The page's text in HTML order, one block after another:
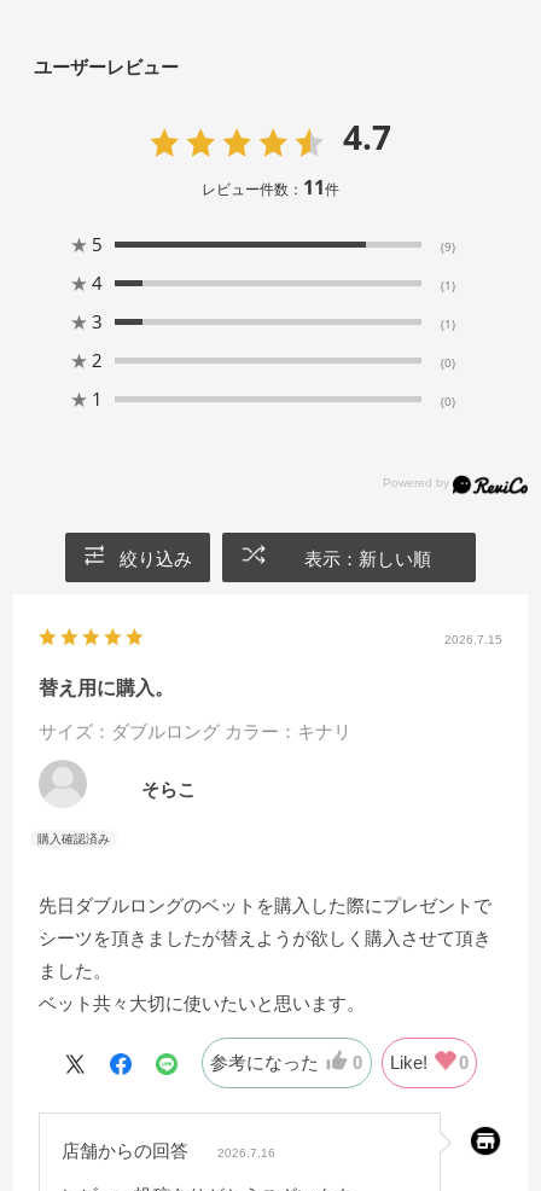
ユーザーレビュー
4.7
レビュー件数： 11件
★ 5 (9)
★ 4 (1)
★ 3 (1)
★ 2 (0)
★ 1 (0)
絞り込み 表示：新しい順
2026.7.15
替え用に購入。
サイズ：ダブルロング カラー：キナリ
そらこ
先日ダブルロングのベットを購入した際にプレゼントで
シーツを頂きましたが替えようが欲しく購入させて頂き
ました。
ベット共々大切に使いたいと思います。
参考になった 0 Like! 0
店舗からの回答 2026.7.16